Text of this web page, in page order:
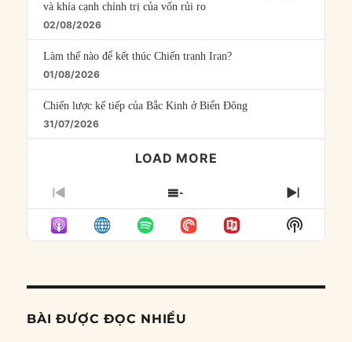
và khía cạnh chính trị của vốn rủi ro
02/08/2026
Làm thế nào để kết thúc Chiến tranh Iran?
01/08/2026
Chiến lược kế tiếp của Bắc Kinh ở Biển Đông
31/07/2026
LOAD MORE
PREVIOUS
EPISODE
SHOW
EPISODES
LIST
NEXT
Show
Podcast
BÀI ĐƯỢC ĐỌC NHIỀU